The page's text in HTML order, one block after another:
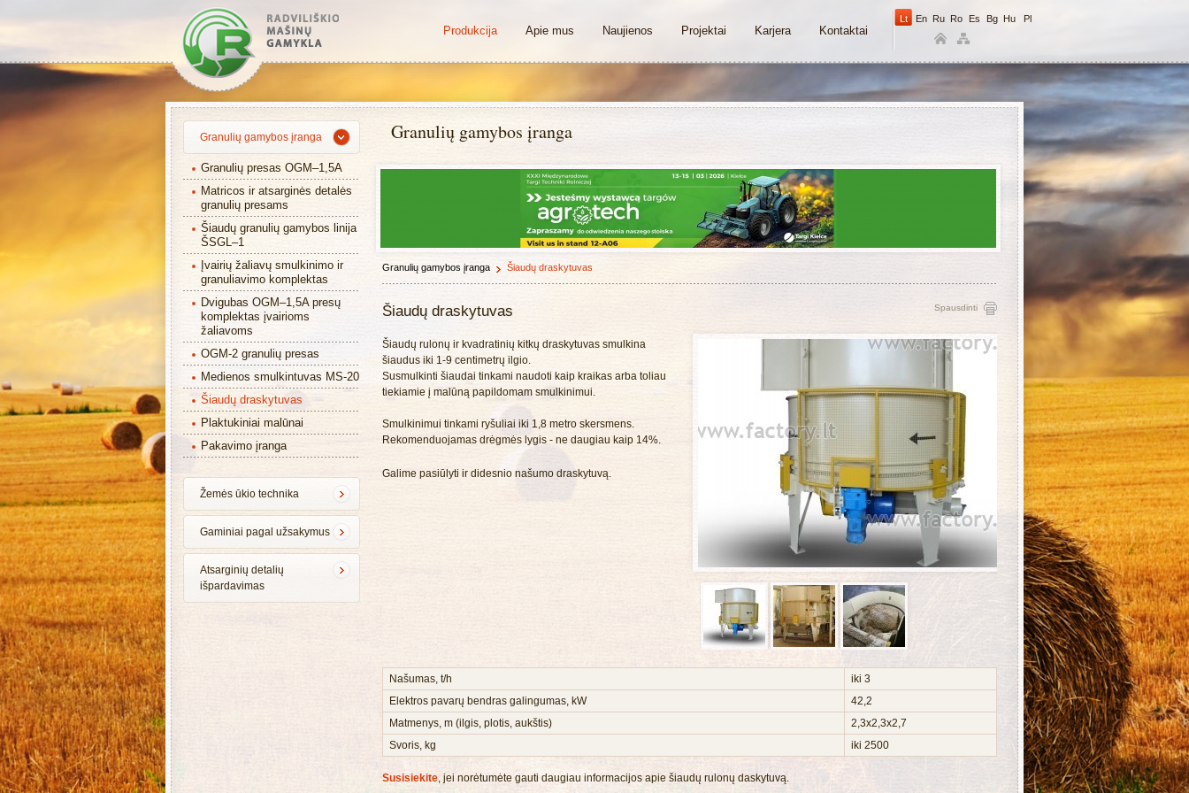
Produkcija Apie mus Naujienos Projektai Karjera Kontaktai
Lt En Ru Ro Es Bg Hu Pl
Granulių gamybos įranga
Granulių presas OGM–1,5A
Matricos ir atsarginės detalės
granulių presams
Šiaudų granulių gamybos linija
ŠSGL–1
Įvairių žaliavų smulkinimo ir
granuliavimo komplektas
Dvigubas OGM–1,5A presų
komplektas įvairioms
žaliavoms
OGM-2 granulių presas
Medienos smulkintuvas MS-20
Šiaudų draskytuvas
Plaktukiniai malūnai
Pakavimo įranga
Žemės ūkio technika
Gaminiai pagal užsakymus
Atsarginių detalių
išpardavimas
Granulių gamybos įranga
Granulių gamybos įranga Šiaudų draskytuvas
Spausdinti
Šiaudų draskytuvas
Šiaudų rulonų ir kvadratinių kitkų draskytuvas smulkina
šiaudus iki 1-9 centimetrų ilgio.
Susmulkinti šiaudai tinkami naudoti kaip kraikas arba toliau
tiekiamie į malūną papildomam smulkinimui.
Smulkinimui tinkami ryšuliai iki 1,8 metro skersmens.
Rekomenduojamas drėgmės lygis - ne daugiau kaip 14%.
Galime pasiūlyti ir didesnio našumo draskytuvą.
Našumas, t/h
iki 3
Elektros pavarų bendras galingumas, kW
42,2
Matmenys, m (ilgis, plotis, aukštis)
2,3x2,3x2,7
Svoris, kg
iki 2500
Susisiekite, jei norėtumėte gauti daugiau informacijos apie šiaudų rulonų daskytuvą.